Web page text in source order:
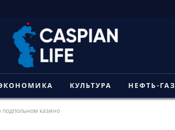
КУЛЬТУРА НЕФТЬ-ГАЗ
подпольном казино